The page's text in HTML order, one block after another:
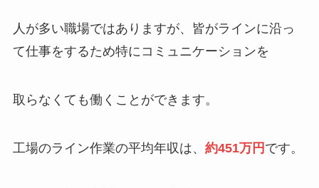
人が多い職場ではありますが、皆がラインに沿っ
て仕事をするため特にコミュニケーションを
取らなくても働くことができます。
工場のライン作業の平均年収は、 約451万円 です。